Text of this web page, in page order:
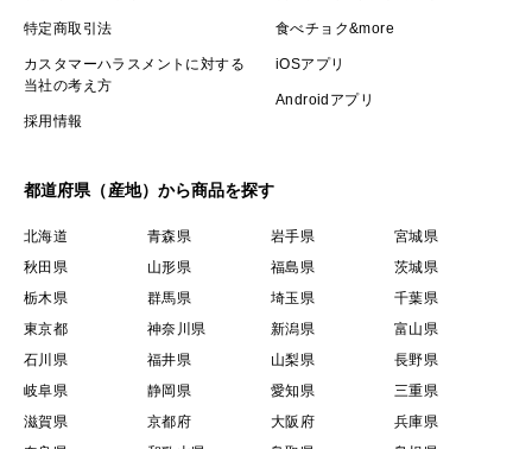
特定商取引法
カスタマーハラスメントに対する
当社の考え方
採用情報
食べチョク&more
iOSアプリ
Androidアプリ
都道府県（産地）から商品を探す
北海道 青森県 岩手県
宮城県
秋田県
山形県 福島県
茨城県
栃木県
群馬県 埼玉県
千葉県
東京都
神奈川県 新潟県
富山県
石川県
福井県 山梨県
長野県
岐阜県
静岡県 愛知県
三重県
滋賀県
京都府 大阪府
兵庫県